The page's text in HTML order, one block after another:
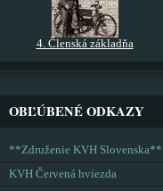
4. Členská základňa
OBĽÚBENÉ ODKAZY
**Združenie KVH Slovenska**
KVH Červená hviezda